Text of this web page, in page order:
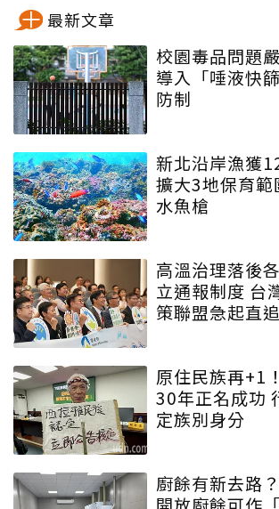
最新文章
校園毒品問題
導入「唾液快
防制
新北沿岸漁獲
擴大3地保育
水魚槍
高溫治理落後
立通報制度 台
策聯盟急起直
原住民族再+1
30年正名成功
定族別身分
廚餘有新去路
開放廚餘可作